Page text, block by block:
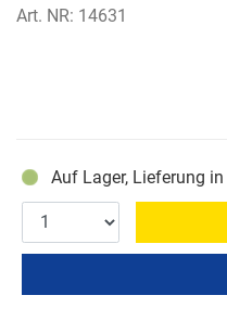
Art. NR: 14631
Auf Lager, Lieferung